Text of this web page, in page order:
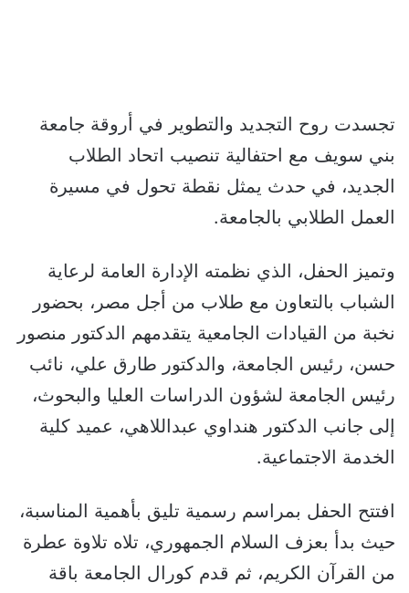
تجسدت روح التجديد والتطوير في أروقة جامعة
بني سويف مع احتفالية تنصيب اتحاد الطلاب
الجديد، في حدث يمثل نقطة تحول في مسيرة
العمل الطلابي بالجامعة.
وتميز الحفل، الذي نظمته الإدارة العامة لرعاية
الشباب بالتعاون مع طلاب من أجل مصر، بحضور
نخبة من القيادات الجامعية يتقدمهم الدكتور منصور
حسن، رئيس الجامعة، والدكتور طارق علي، نائب
رئيس الجامعة لشؤون الدراسات العليا والبحوث،
إلى جانب الدكتور هنداوي عبداللاهي، عميد كلية
الخدمة الاجتماعية.
افتتح الحفل بمراسم رسمية تليق بأهمية المناسبة،
حيث بدأ بعزف السلام الجمهوري، تلاه تلاوة عطرة
من القرآن الكريم، ثم قدم كورال الجامعة باقة